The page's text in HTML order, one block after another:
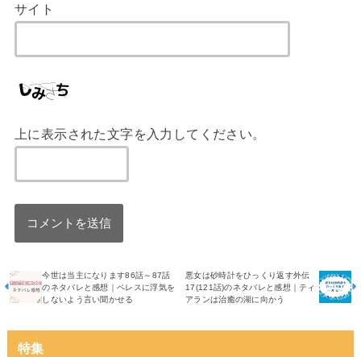
サイト
上に表示された文字を入力してください。
今世は当主になります86話～87話
のネタバレと感想｜ペレスに浮気を
しないよう言い聞かせる
悪女は砂時計をひっくり返す外伝
17(121話)のネタバレと感想｜ティ
アランは治癒の湖に向かう
特集